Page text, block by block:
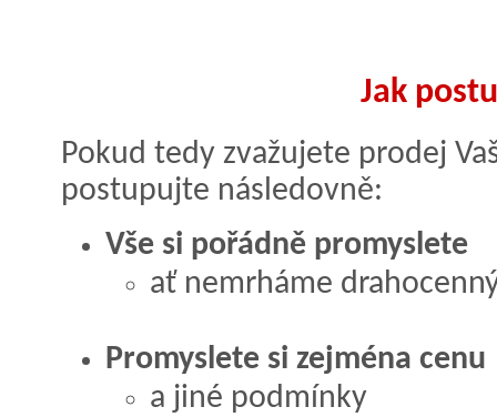
Jak
Pokud tedy zvažujete prodej
postupujte následovně:
Vše si pořádně promyslete
ať nemrháme
Promyslete si zejména cenu
a jiné podmínky